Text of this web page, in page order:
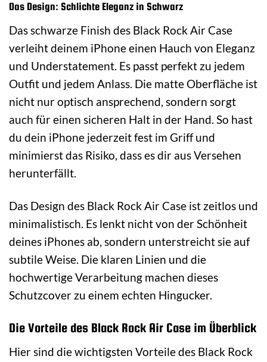
Das Design: Schlichte Eleganz in Schwarz
Das schwarze Finish des Black Rock Air Case
verleiht deinem iPhone einen Hauch von Eleganz
und Understatement. Es passt perfekt zu jedem
Outfit und jedem Anlass. Die matte Oberfläche ist
nicht nur optisch ansprechend, sondern sorgt
auch für einen sicheren Halt in der Hand. So hast
du dein iPhone jederzeit fest im Griff und
minimierst das Risiko, dass es dir aus Versehen
herunterfällt.
Das Design des Black Rock Air Case ist zeitlos und
minimalistisch. Es lenkt nicht von der Schönheit
deines iPhones ab, sondern unterstreicht sie auf
subtile Weise. Die klaren Linien und die
hochwertige Verarbeitung machen dieses
Schutzcover zu einem echten Hingucker.
Die Vorteile des Black Rock Air Case im Überblick
Hier sind die wichtigsten Vorteile des Black Rock